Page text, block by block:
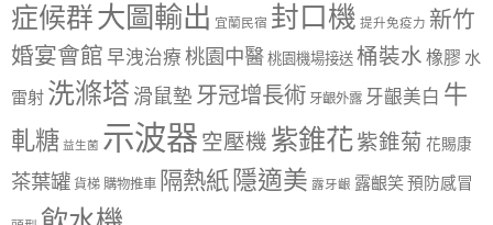
症候群大圖輸出 宜蘭民宿 封口機 提升免疫力 新竹
婚宴會館 早洩治療 桃園中醫 桃園機場接送 桶裝水 橡膠 水
雷射 洗滌塔 滑鼠墊 牙冠增長術 牙齦外露 牙齦美白 牛
軋糖 益生菌 示波器 空壓機 紫錐花紫錐菊 花賜康
茶葉罐 貨梯 購物推車 隔熱紙 隱適美 露牙齦 露齦笑預防感冒